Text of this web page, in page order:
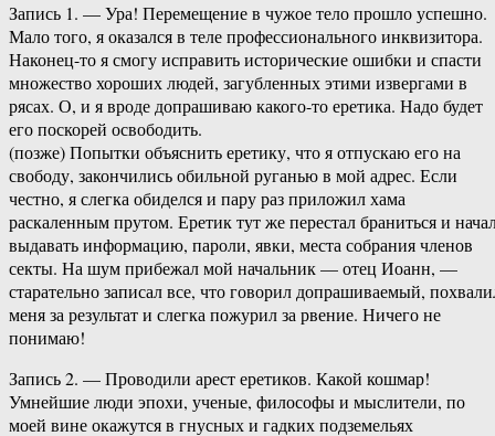
Запись 1. — Ура! Перемещение в чужое тело прошло успешно.
Мало того, я оказался в теле профессионального инквизитора.
Наконец-то я смогу исправить исторические ошибки и спасти
множество хороших людей, загубленных этими извергами в
рясах. О, и я вроде допрашиваю какого-то еретика. Надо будет
его поскорей освободить.
(позже) Попытки объяснить еретику, что я отпускаю его на
свободу, закончились обильной руганью в мой адрес. Если
честно, я слегка обиделся и пару раз приложил хама
раскаленным прутом. Еретик тут же перестал браниться и
выдавать информацию, пароли, явки, места собрания членов
секты. На шум прибежал мой начальник — отец Иоанн, —
старательно записал все, что говорил допрашиваемый,
меня за результат и слегка пожурил за рвение. Ничего не
понимаю!
Запись 2. — Проводили арест еретиков. Какой кошмар!
Умнейшие люди эпохи, ученые, философы и мыслители, по
моей вине окажутся в гнусных и гадких подземельях